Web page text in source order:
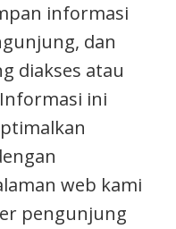
informasi
dan
diakses atau
ini
web kami
pengunjung